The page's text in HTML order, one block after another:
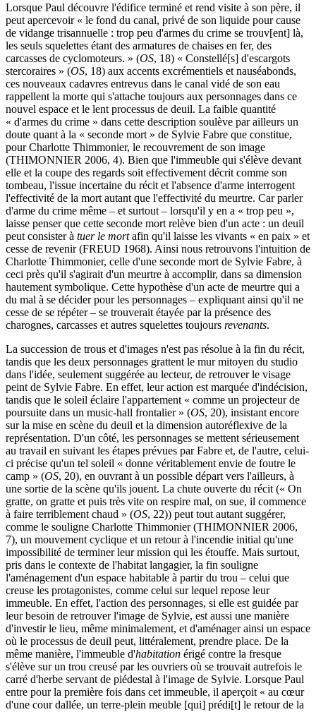
Lorsque Paul découvre l'édifice terminé et rend visite à son père, il
peut apercevoir « le fond du canal, privé de son liquide pour cause
de vidange trisannuelle : trop peu d'armes du crime se trouv[ent] là,
les seuls squelettes étant des armatures de chaises en fer, des
carcasses de cyclomoteurs. » (OS, 18) « Constellé[s] d'escargots
stercoraires » (OS, 18) aux accents excrémentiels et nauséabonds,
ces nouveaux cadavres entrevus dans le canal vidé de son eau
rappellent la morte qui s'attache toujours aux personnages dans ce
nouvel espace et le lent processus de deuil. La faible quantité
« d'armes du crime » dans cette description soulève par ailleurs un
doute quant à la « seconde mort » de Sylvie Fabre que constitue,
pour Charlotte Thimmonier, le recouvrement de son image
(THIMONNIER 2006, 4). Bien que l'immeuble qui s'élève devant
elle et la coupe des regards soit effectivement décrit comme son
tombeau, l'issue incertaine du récit et l'absence d'arme interrogent
l'effectivité de la mort autant que l'effectivité du meurtre. Car parler
d'arme du crime même – et surtout – lorsqu'il y en a « trop peu »,
laisse penser que cette seconde mort relève bien d'un acte : un deuil
peut consister à tuer le mortafin qu'il laisse les vivants « en paix » et
cesse de revenir (FREUD 1968). Ainsi nous retrouvons l'intuition de
Charlotte Thimmonier, celle d'une seconde mort de Sylvie Fabre, à
ceci près qu'il s'agirait d'un meurtre à accomplir, dans sa dimension
hautement symbolique. Cette hypothèse d'un acte de meurtre qui a
du mal à se décider pour les personnages – expliquant ainsi qu'il ne
cesse de se répéter – se trouverait étayée par la présence des
charognes, carcasses et autres squelettes toujours revenants.
La succession de trous et d'images n'est pas résolue à la fin du récit,
tandis que les deux personnages grattent le mur mitoyen du studio
dans l'idée, seulement suggérée au lecteur, de retrouver le visage
peint de Sylvie Fabre. En effet, leur action est marquée d'indécision,
tandis que le soleil éclaire l'appartement « comme un projecteur de
poursuite dans un music-hall frontalier » (OS, 20), insistant encore
sur la mise en scène du deuil et la dimension autoréflexive de la
représentation. D'un côté, les personnages se mettent sérieusement
au travail en suivant les étapes prévues par Fabre et, de l'autre, celui-
ci précise qu'un tel soleil « donne véritablement envie de foutre le
camp » (OS, 20), en ouvrant à un possible départ vers l'ailleurs, à
une sortie de la scène qu'ils jouent. La chute ouverte du récit (« On
gratte, on gratte et puis très vite on respire mal, on sue, il commence
à faire terriblement chaud » (OS, 22)) peut tout autant suggérer,
comme le souligne Charlotte Thimmonier (THIMONNIER 2006,
7), un mouvement cyclique et un retour à l'incendie initial qu'une
impossibilité de terminer leur mission qui les étouffe. Mais surtout,
pris dans le contexte de l'habitat langagier, la fin souligne
l'aménagement d'un espace habitable à partir du trou – celui que
creuse les protagonistes, comme celui sur lequel repose leur
immeuble. En effet, l'action des personnages, si elle est guidée par
leur besoin de retrouver l'image de Sylvie, est aussi une manière
d'investir le lieu, même minimalement, et d'aménager ainsi un espace
où le processus de deuil peut, littéralement, prendre place. De la
même manière, l'immeuble d'habitation érigé contre la fresque
s'élève sur un trou creusé par les ouvriers où se trouvait autrefois le
carré d'herbe servant de piédestal à l'image de Sylvie. Lorsque Paul
entre pour la première fois dans cet immeuble, il aperçoit « au cœur
d'une cour dallée, un terre-plein meuble [qui] prédi[t] le retour de la